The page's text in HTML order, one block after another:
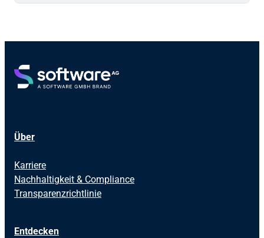
Über
Karriere
Nachhaltigkeit & Compliance
Transparenzrichtlinie
Entdecken